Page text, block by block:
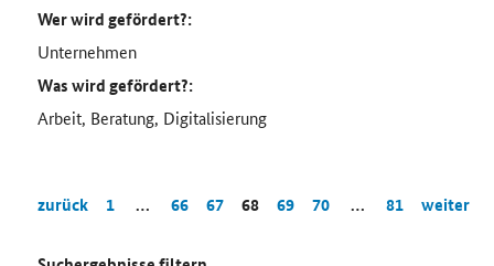
Wer wird gefördert?:
Unternehmen
Was wird gefördert?:
Arbeit, Beratung, Digitalisierung
zurück 1 … 66 67 68 69 70 … 81 weiter